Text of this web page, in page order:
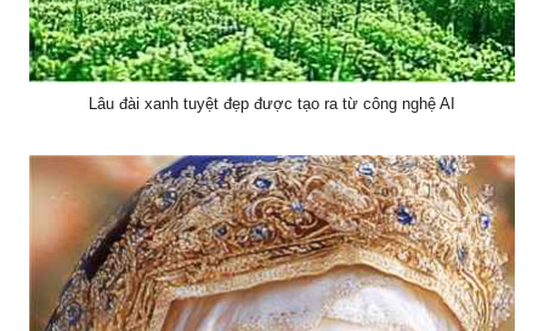
Lâu đài xanh tuyệt đẹp được tạo ra từ công nghệ AI